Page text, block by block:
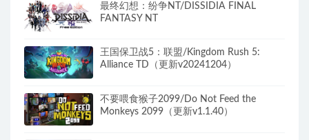
最终幻想：纷争NT/DISSIDIA FINAL
FANTASY NT
王国保卫战5：联盟/Kingdom Rush 5:
Alliance TD（更新v20241204）
不要喂食猴子2099/Do Not Feed the
Monkeys 2099（更新v1.1.40）